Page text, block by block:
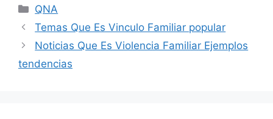
Categories
QNA
Temas Que Es Vinculo Familiar popular
Noticias Que Es Violencia Familiar Ejemplos
tendencias